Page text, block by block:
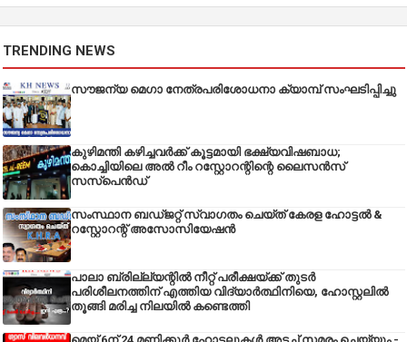
TRENDING NEWS
സൗജന്യ മെഗാ നേത്രപരിശോധനാ ക്യാമ്പ് സംഘടിപ്പിച്ചു
കുഴിമന്തി കഴിച്ചവർക്ക് കൂട്ടമായി ഭക്ഷ്യവിഷബാധ;
കൊച്ചിയിലെ അൽ റീം റസ്റ്റോറന്റിന്റെ ലൈസൻസ്
സസ്പെൻഡ്
സംസ്ഥാന ബഡ്‌ജറ്റ് സ്വാഗതം ചെയ്ത് കേരള ഹോട്ടൽ &
റസ്റ്റോറന്റ് അസോസിയേഷൻ
പാലാ ബ്രില്ല്യന്റിൽ നീറ്റ് പരീക്ഷയ്ക്ക് തുടർ
പരിശീലനത്തിന് എത്തിയ വിദ്യാർത്ഥിനിയെ, ഹോസ്റ്റലിൽ
തൂങ്ങി മരിച്ച നിലയിൽ കണ്ടെത്തി